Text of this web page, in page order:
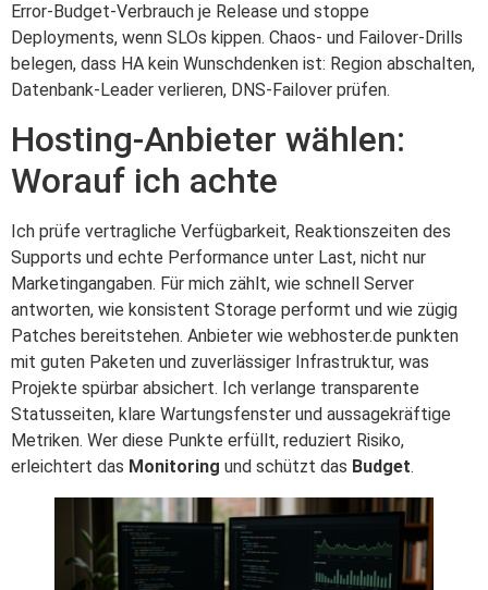
Error‑Budget‑Verbrauch je Release und stoppe
Deployments, wenn SLOs kippen. Chaos‑ und Failover‑Drills
belegen, dass HA kein Wunschdenken ist: Region abschalten,
Datenbank‑Leader verlieren, DNS‑Failover prüfen.
Hosting-Anbieter wählen:
Worauf ich achte
Ich prüfe vertragliche Verfügbarkeit, Reaktionszeiten des
Supports und echte Performance unter Last, nicht nur
Marketingangaben. Für mich zählt, wie schnell Server
antworten, wie konsistent Storage performt und wie zügig
Patches bereitstehen. Anbieter wie webhoster.de punkten
mit guten Paketen und zuverlässiger Infrastruktur, was
Projekte spürbar absichert. Ich verlange transparente
Statusseiten, klare Wartungsfenster und aussagekräftige
Metriken. Wer diese Punkte erfüllt, reduziert Risiko,
erleichtert das Monitoring und schützt das Budget.